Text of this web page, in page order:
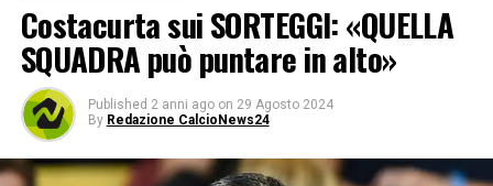
Costacurta sui SORTEGGI: «QUELLA
SQUADRA può puntare in alto»
Published 2 anni ago on 29 Agosto 2024
By Redazione CalcioNews24